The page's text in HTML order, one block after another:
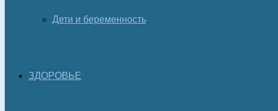
Дети и беременность
ЗДОРОВЬЕ